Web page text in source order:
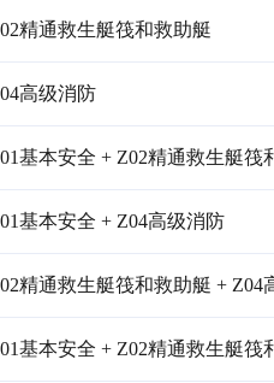
精通救生艇筏和救助艇
高级消防
基本安全 + Z02精通救生艇筏
基本安全 + Z04高级消防
精通救生艇筏和救助艇 + Z04
基本安全 + Z02精通救生艇筏